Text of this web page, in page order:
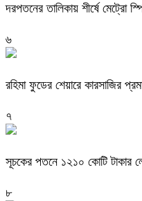
দরপতনের তালিকায় শীর্ষে মেট্রো
৬
রহিমা ফুডের শেয়ারে কারসাজির
৭
সূচকের পতনে ১২১০ কোটি টাকার
৮